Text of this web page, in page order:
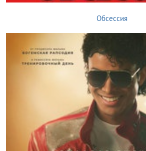
Обсессия